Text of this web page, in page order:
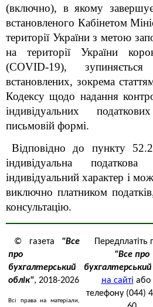
(включно), в якому
встановленого Кабінетом
території України з метою
на території України
(COVID-19), зупиняється
встановлених, зокрема
Кодексу щодо надання
індивідуальних
письмовій формі.
Відповідно до пункту
індивідуальна
індивідуальний характер і
виключно платником
консультацію.
© газета "Все
про
бухгалтерський
облік", 2018-2026
Всі права на матеріали,
Передплатіть
"Все про
бухгалтерський
на сайті або
телефону (044)